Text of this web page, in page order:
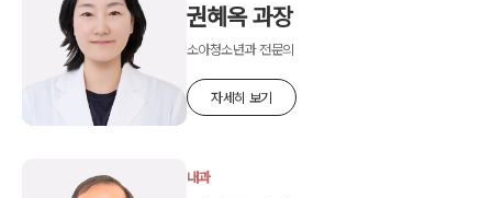
권혜옥 과장
소아청소년과 전문의
자세히 보기
내과